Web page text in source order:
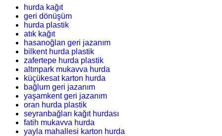
hurda kağıt
geri dönüşüm
hurda plastik
atık kağıt
hasanoğlan geri jazanım
bilkent hurda plastik
zafertepe hurda plastik
altınpark mukavva hurda
küçükesat karton hurda
bağlum geri jazanım
yaşamkent geri jazanım
oran hurda plastik
seyranbağları kağıt hurdası
fatih mukavva hurda
yayla mahallesi karton hurda